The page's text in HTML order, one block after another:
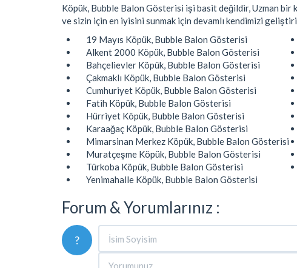
Köpük, Bubble Balon Gösterisi işi basit değildir, Uzman bir
ve sizin için en iyisini sunmak için devamlı kendimizi
19 Mayıs Köpük, Bubble Balon Gösterisi
Alkent 2000 Köpük, Bubble Balon Gösterisi
Bahçelievler Köpük, Bubble Balon Gösterisi
Çakmaklı Köpük, Bubble Balon Gösterisi
Cumhuriyet Köpük, Bubble Balon Gösterisi
Fatih Köpük, Bubble Balon Gösterisi
Hürriyet Köpük, Bubble Balon Gösterisi
Karaağaç Köpük, Bubble Balon Gösterisi
Mimarsinan Merkez Köpük, Bubble Balon Gösterisi
Muratçeşme Köpük, Bubble Balon Gösterisi
Türkoba Köpük, Bubble Balon Gösterisi
Yenimahalle Köpük, Bubble Balon Gösterisi
Forum & Yorumlarınız :
?